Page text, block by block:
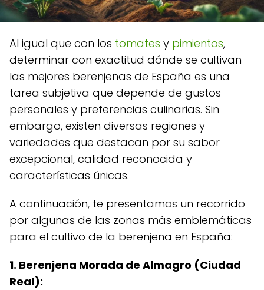
Al igual que con los tomates y pimientos,
determinar con exactitud dónde se cultivan
las mejores berenjenas de España es una
tarea subjetiva que depende de gustos
personales y preferencias culinarias. Sin
embargo, existen diversas regiones y
variedades que destacan por su sabor
excepcional, calidad reconocida y
características únicas.
A continuación, te presentamos un recorrido
por algunas de las zonas más emblemáticas
para el cultivo de la berenjena en España:
1. Berenjena Morada de Almagro (Ciudad
Real):